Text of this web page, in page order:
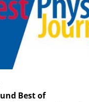
Best of